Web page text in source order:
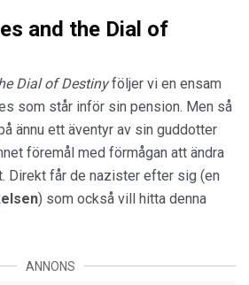
and the Dial of
Dial of Destinyföljer vi en ensam
som står inför sin pension. Men så
ännu ett äventyr av sin guddotter
föremål med förmågan att ändra
Direkt får de nazister efter sig (en
) som också vill hitta denna
ANNONS